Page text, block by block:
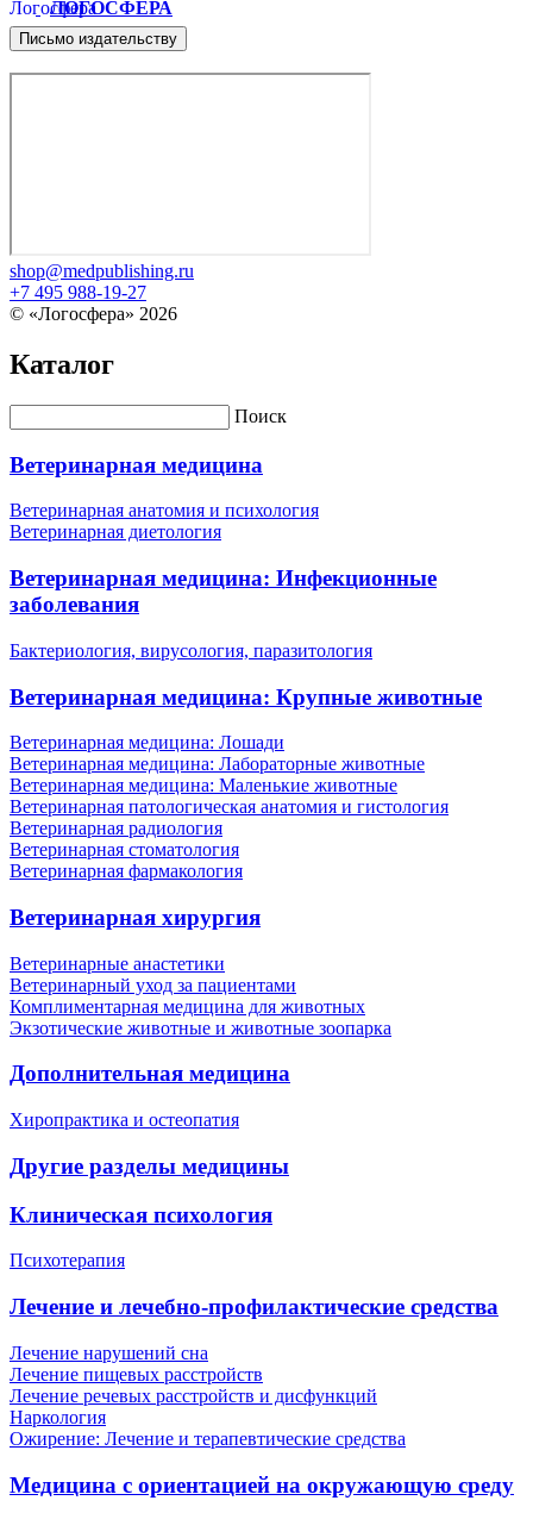
ЛОГОСФЕРА
Письмо издательству
shop@medpublishing.ru
+7 495 988-19-27
© «Логосфера» 2026
Каталог
Поиск
Ветеринарная медицина
Ветеринарная анатомия и психология
Ветеринарная диетология
Ветеринарная медицина: Инфекционные
заболевания
Бактериология, вирусология, паразитология
Ветеринарная медицина: Крупные животные
Ветеринарная медицина: Лошади
Ветеринарная медицина: Лабораторные животные
Ветеринарная медицина: Маленькие животные
Ветеринарная патологическая анатомия и гистология
Ветеринарная радиология
Ветеринарная стоматология
Ветеринарная фармакология
Ветеринарная хирургия
Ветеринарные анастетики
Ветеринарный уход за пациентами
Комплиментарная медицина для животных
Экзотические животные и животные зоопарка
Дополнительная медицина
Хиропрактика и остеопатия
Другие разделы медицины
Клиническая психология
Психотерапия
Лечение и лечебно-профилактические средства
Лечение нарушений сна
Лечение пищевых расстройств
Лечение речевых расстройств и дисфункций
Наркология
Ожирение: Лечение и терапевтические средства
Медицина с ориентацией на окружающую среду